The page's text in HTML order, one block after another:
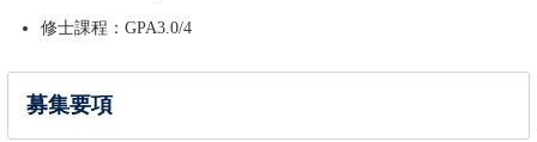
修士課程：GPA3.0/4
募集要項